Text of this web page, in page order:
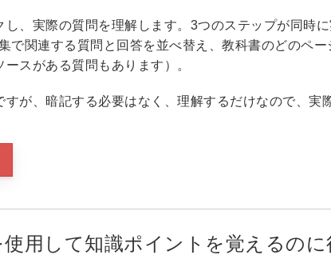
、実際の質問を理解します。3つのステップが同時
で関連する質問と回答を並べ替え、教科書のどのペ
スがある質問もあります）。
すが、暗記する必要はなく、理解するだけなので、実
用して知識ポイントを覚えるのに